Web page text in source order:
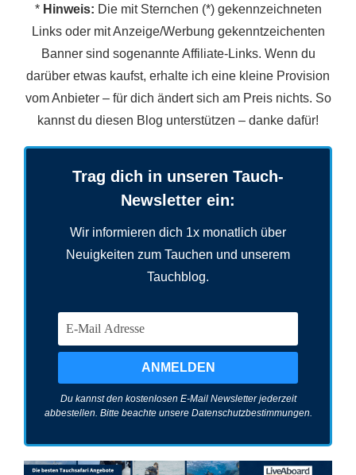
* Hinweis: Die mit Sternchen (*) gekennzeichneten
Links oder mit Anzeige/Werbung gekenntzeichenten
Banner sind sogenannte Affiliate-Links. Wenn du
darüber etwas kaufst, erhalte ich eine kleine Provision
vom Anbieter – für dich ändert sich am Preis nichts. So
kannst du diesen Blog unterstützen – danke dafür!
Trag dich in unseren Tauch-
Newsletter ein:
Wir informieren dich 1x monatlich über
Neuigkeiten zum Tauchen und unserem
Tauchblog.
Du kannst den kostenlosen E-Mail Newsletter jederzeit
abbestellen. Bitte beachte unsere Datenschutzbestimmungen